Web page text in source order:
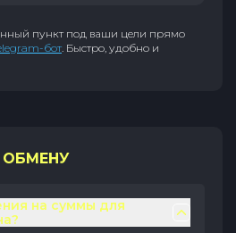
пункт под ваши цели прямо
бот. Быстро, удобно и
на суммы для